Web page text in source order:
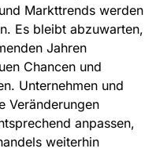
Markttrends werden
Es bleibt abzuwarten,
Jahren
Chancen und
Unternehmen und
Veränderungen
anpassen,
weiterhin